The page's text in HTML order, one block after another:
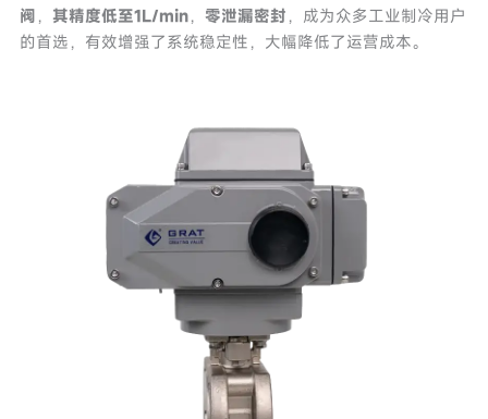
阀 ， 其精度低至1L/min， 零泄漏密封 ，成为众多工业制冷用户
的首选，有效增强了系统稳定性，大幅降低了运营成本。